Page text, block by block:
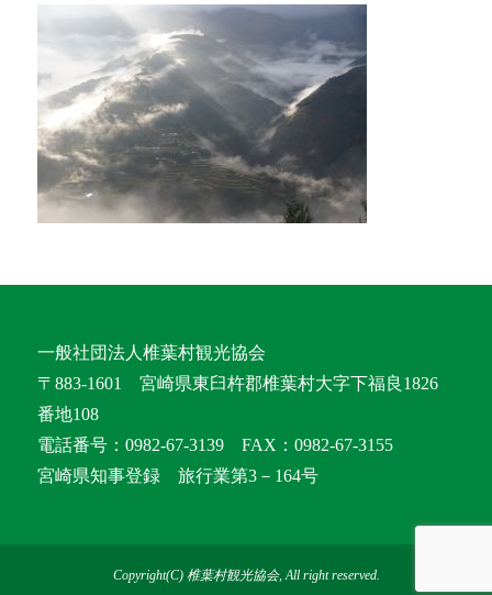
一般社団法人椎葉村観光協会
〒883-1601 宮崎県東臼杵郡椎葉村大字下福良1826
番地108
電話番号：0982-67-3139 FAX：0982-67-3155
宮崎県知事登録 旅行業第3－164号
Copyright(C) 椎葉村観光協会, All right reserved.